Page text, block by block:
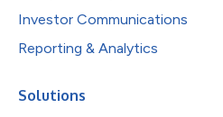
Investor Communications
Reporting & Analytics
Solutions